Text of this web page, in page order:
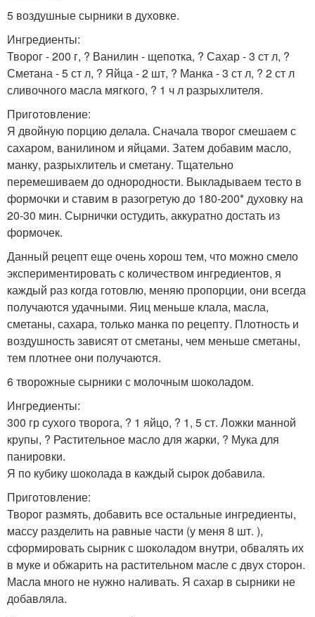
5 воздушные сырники в духовке.
Ингредиенты:
Творог - 200 г, ? Ванилин - щепотка, ? Сахар - 3 ст л, ?
Сметана - 5 ст л, ? Яйца - 2 шт, ? Манка - 3 ст л, ? 2 ст л
сливочного масла мягкого, ? 1 ч л разрыхлителя.
Приготовление:
Я двойную порцию делала. Сначала творог смешаем с
сахаром, ванилином и яйцами. Затем добавим масло,
манку, разрыхлитель и сметану. Тщательно
перемешиваем до однородности. Выкладываем тесто в
формочки и ставим в разогретую до 180-200* духовку на
20-30 мин. Сырнички остудить, аккуратно достать из
формочек.
Данный рецепт еще очень хорош тем, что можно смело
экспериментировать с количеством ингредиентов, я
каждый раз когда готовлю, меняю пропорции, они всегда
получаются удачными. Яиц меньше клала, масла,
сметаны, сахара, только манка по рецепту. Плотность и
воздушность зависят от сметаны, чем меньше сметаны,
тем плотнее они получаются.
6 творожные сырники с молочным шоколадом.
Ингредиенты:
300 гр сухого творога, ? 1 яйцо, ? 1, 5 ст. Ложки манной
крупы, ? Растительное масло для жарки, ? Мука для
панировки.
Я по кубику шоколада в каждый сырок добавила.
Приготовление:
Творог размять, добавить все остальные ингредиенты,
массу разделить на равные части (у меня 8 шт. ),
сформировать сырник с шоколадом внутри, обвалять их
в муке и обжарить на растительном масле с двух сторон.
Масла много не нужно наливать. Я сахар в сырники не
добавляла.